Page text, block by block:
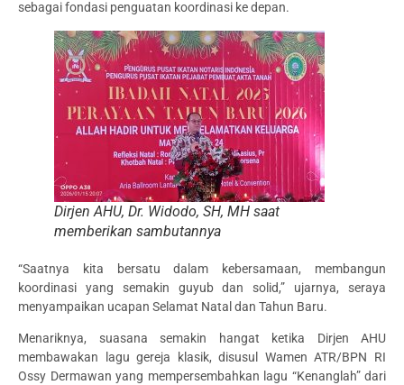
sebagai fondasi penguatan koordinasi ke depan.
Dirjen AHU, Dr. Widodo, SH, MH saat
memberikan sambutannya
“Saatnya kita bersatu dalam kebersamaan, membangun
koordinasi yang semakin guyub dan solid,” ujarnya, seraya
menyampaikan ucapan Selamat Natal dan Tahun Baru.
Menariknya, suasana semakin hangat ketika Dirjen AHU
membawakan lagu gereja klasik, disusul Wamen ATR/BPN RI
Ossy Dermawan yang mempersembahkan lagu “Kenanglah” dari